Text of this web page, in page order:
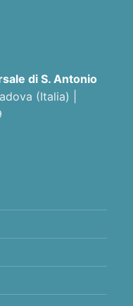
di S. Antonio
(Italia) |